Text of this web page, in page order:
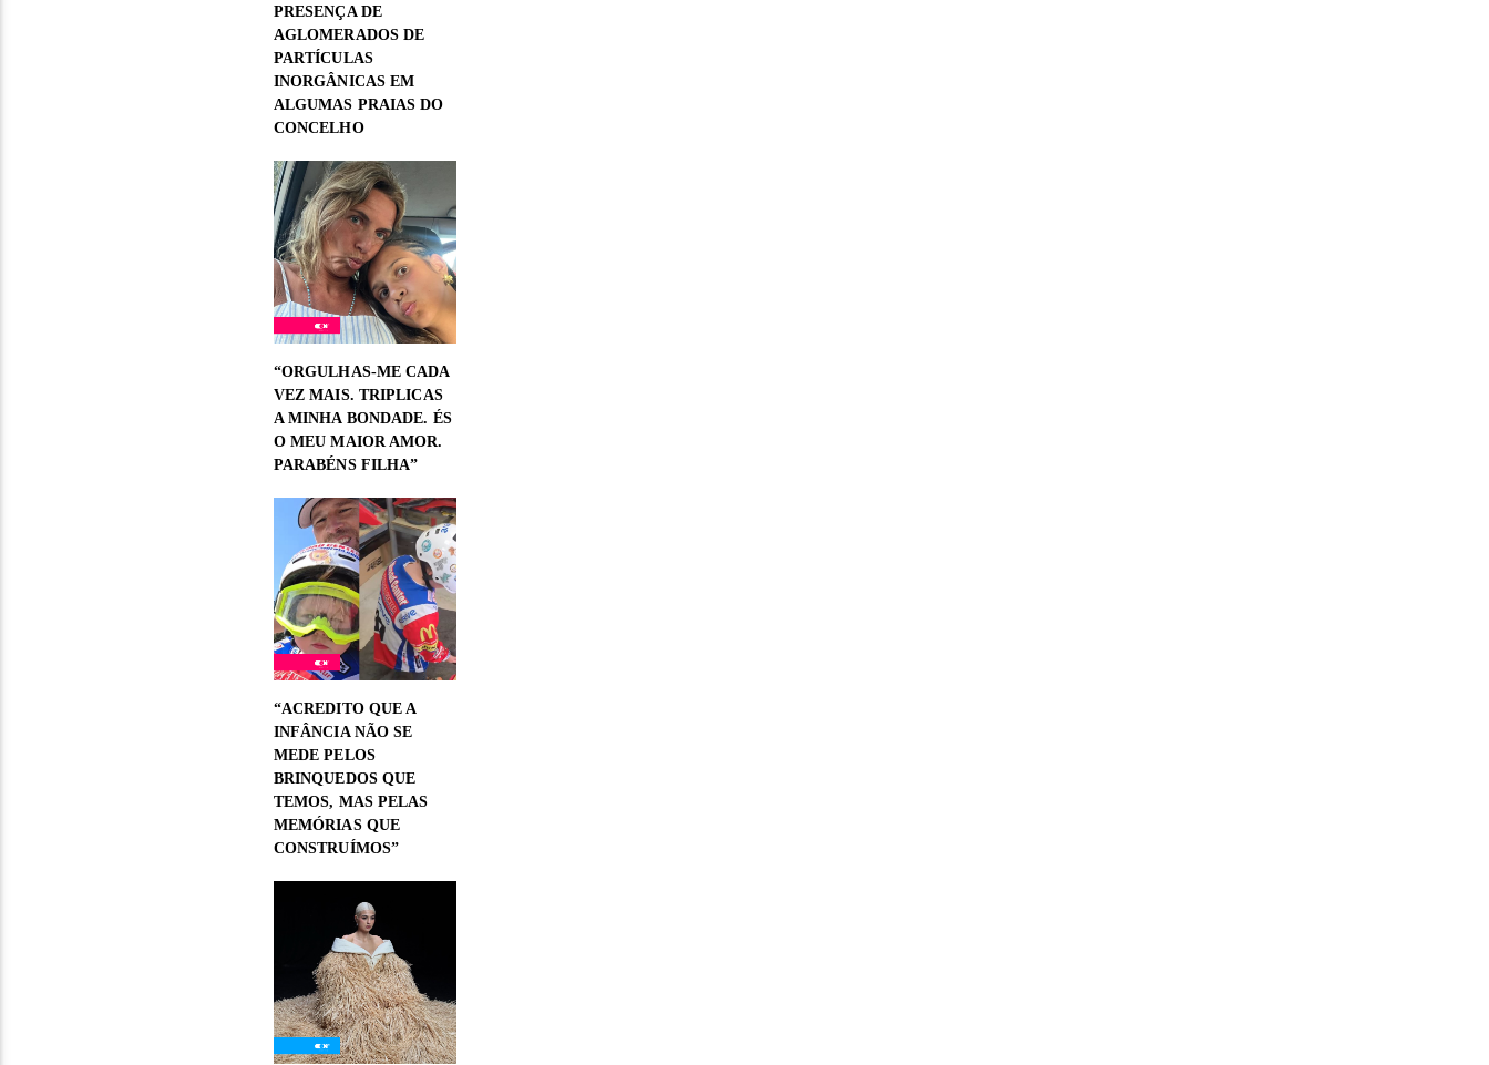
PRESENÇA DE
AGLOMERADOS DE
PARTÍCULAS
INORGÂNICAS EM
ALGUMAS PRAIAS DO
CONCELHO
“ORGULHAS-ME CADA
VEZ MAIS. TRIPLICAS
A MINHA BONDADE. ÉS
O MEU MAIOR AMOR.
PARABÉNS FILHA”
“ACREDITO QUE A
INFÂNCIA NÃO SE
MEDE PELOS
BRINQUEDOS QUE
TEMOS, MAS PELAS
MEMÓRIAS QUE
CONSTRUÍMOS”